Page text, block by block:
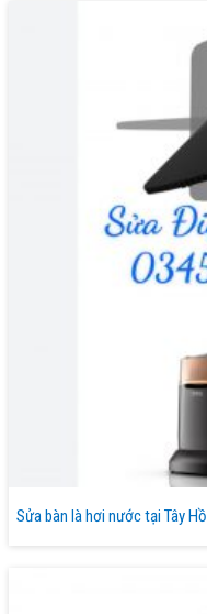
Sửa bàn là hơi nước tại Tây Hồ